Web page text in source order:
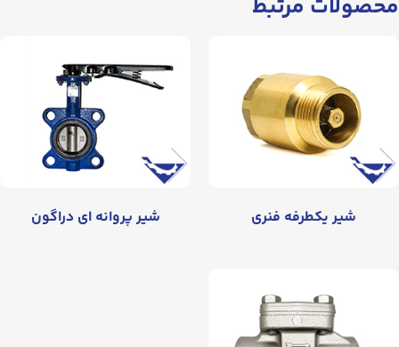
محصولات مرتبط
شیر یکطرفه فنری شیر پروانه‌ ای دراگون